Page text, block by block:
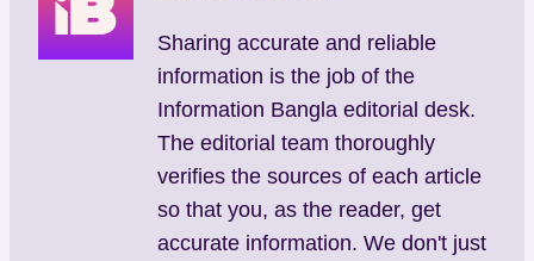
Sharing accurate and reliable
information is the job of the
Information Bangla editorial desk.
The editorial team thoroughly
verifies the sources of each article
so that you, as the reader, get
accurate information. We don't just